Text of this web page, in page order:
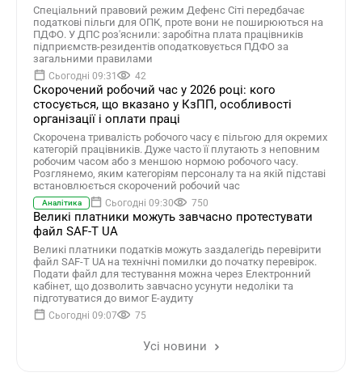
Спеціальний правовий режим Дефенс Сіті передбачає
податкові пільги для ОПК, проте вони не поширюються на
ПДФО. У ДПС роз'яснили: заробітна плата працівників
підприємств-резидентів оподатковується ПДФО за
загальними правилами
Сьогодні 09:31 42
Скорочений робочий час у 2026 році: кого
стосується, що вказано у КзПП, особливості
організації і оплати праці
Скорочена тривалість робочого часу є пільгою для окремих
категорій працівників. Дуже часто її плутають з неповним
робочим часом або з меншою нормою робочого часу.
Розглянемо, яким категоріям персоналу та на якій підставі
встановлюється скорочений робочий час
Аналітика Сьогодні 09:30 750
Великі платники можуть завчасно протестувати
файл SAF-T UA
Великі платники податків можуть заздалегідь перевірити
файл SAF-T UA на технічні помилки до початку перевірок.
Подати файл для тестування можна через Електронний
кабінет, що дозволить завчасно усунути недоліки та
підготуватися до вимог Е-аудиту
Сьогодні 09:07 75
Усі новини